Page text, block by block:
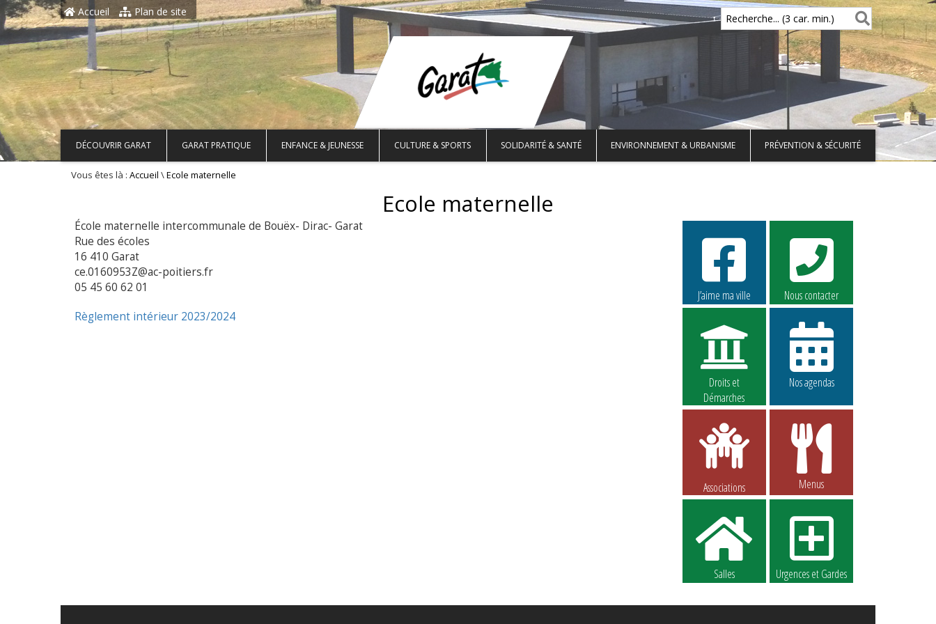
Aller au contenu principal
Accueil Plan de site
Recherche... (3 car. min.)
DÉCOUVRIR GARAT GARAT PRATIQUE ENFANCE & JEUNESSE CULTURE & SPORTS SOLIDARITÉ & SANTÉ ENVIRONNEMENT & URBANISME PRÉVENTION & SÉCURITÉ
Vous êtes là : Accueil \Ecole maternelle
Ecole maternelle
École maternelle intercommunale de Bouëx- Dirac- Garat
Rue des écoles
16 410 Garat
ce.0160953Z@ac-poitiers.fr
05 45 60 62 01
Règlement intérieur 2023/2024
J’aime ma ville Nous contacter
Droits et
Démarches
Nos agendas
Associations Menus
Salles Urgences et Gardes